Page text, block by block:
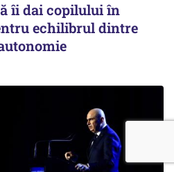
îi dai copilului în
echilibrul dintre